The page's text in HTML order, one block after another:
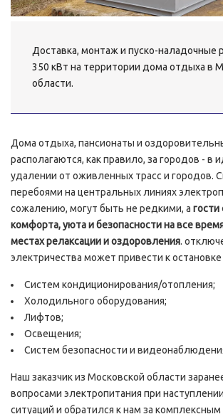
Доставка, монтаж и пуско-наладочные
350 кВт на территории дома отдыха в
области.
Дома отдыха, пансионаты и
располагаются, как правило, за городов - в
удалении от оживленных трасс и городов.
перебоями на центральных линиях
сожалению, могут быть не редкими, а
комфорта, уюта и безопасности на все
местах релаксации и оздоровления.
электричества может привести к
Систем кондиционирования/отопления;
Холодильного оборудования;
Лифтов;
Освещения;
Систем безопасности и
Наш заказчик из Московской области
вопросами электропитания при
ситуаций и обратился к нам за